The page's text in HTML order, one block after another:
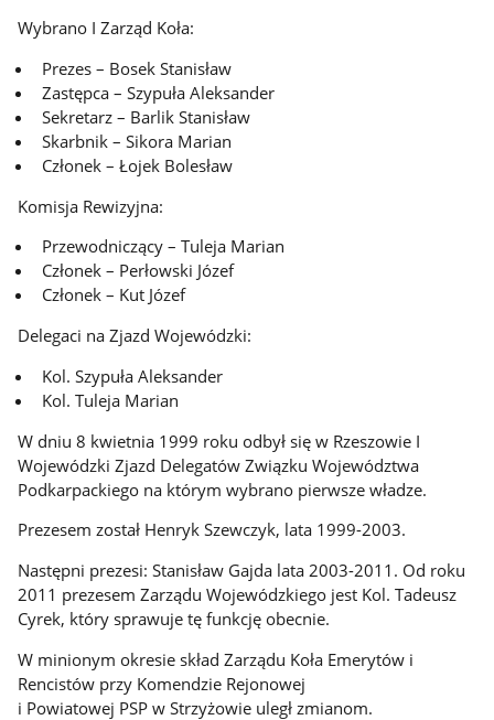
Wybrano I Zarząd Koła:
Prezes – Bosek Stanisław
Zastępca – Szypuła Aleksander
Sekretarz – Barlik Stanisław
Skarbnik – Sikora Marian
Członek – Łojek Bolesław
Komisja Rewizyjna:
Przewodniczący – Tuleja Marian
Członek – Perłowski Józef
Członek – Kut Józef
Delegaci na Zjazd Wojewódzki:
Kol. Szypuła Aleksander
Kol. Tuleja Marian
W dniu 8 kwietnia 1999 roku odbył się w Rzeszowie I
Wojewódzki Zjazd Delegatów Związku Województwa
Podkarpackiego na którym wybrano pierwsze władze.
Prezesem został Henryk Szewczyk, lata 1999-2003.
Następni prezesi: Stanisław Gajda lata 2003-2011. Od roku
2011 prezesem Zarządu Wojewódzkiego jest Kol. Tadeusz
Cyrek, który sprawuje tę funkcję obecnie.
W minionym okresie skład Zarządu Koła Emerytów i
Rencistów przy Komendzie Rejonowej
i Powiatowej PSP w Strzyżowie uległ zmianom.